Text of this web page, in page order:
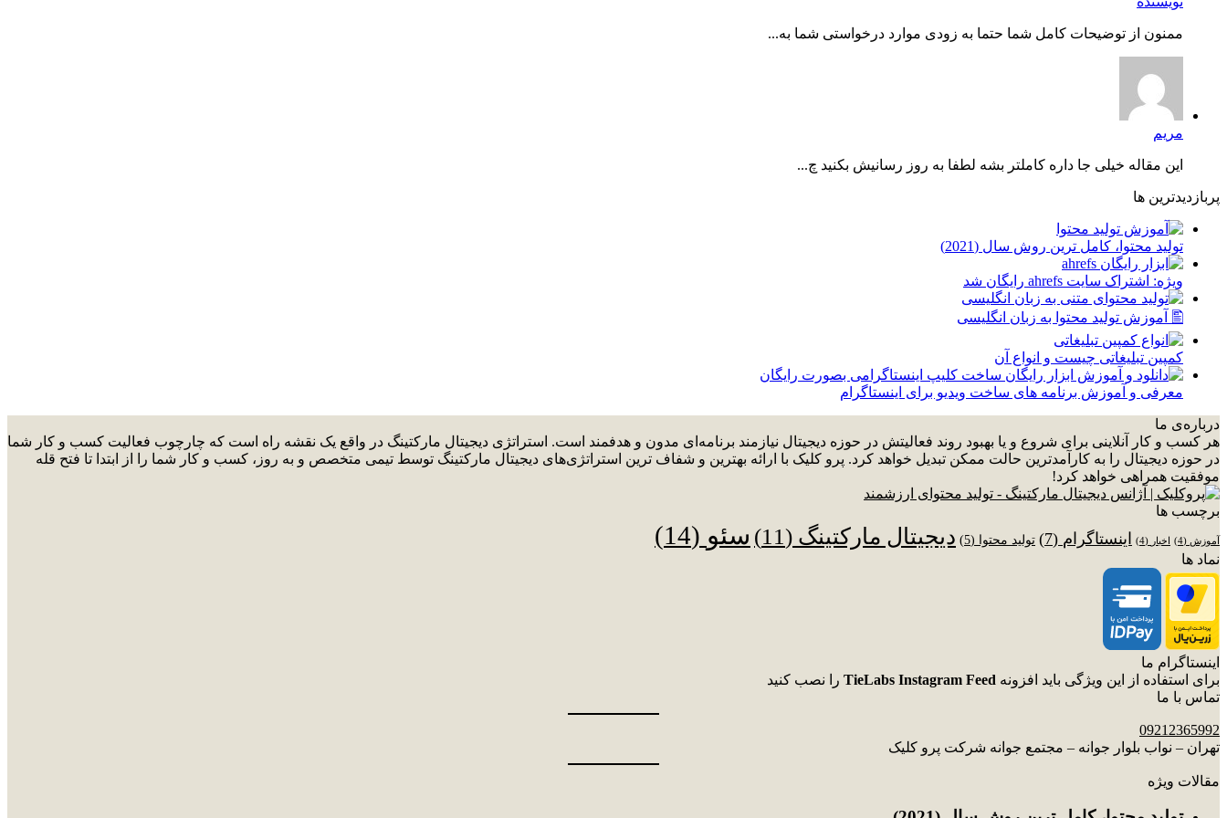
ممنون از توضیحات کامل شما حتما به زودی موارد درخواستی شما به...
مریم
این مقاله خیلی جا داره کاملتر بشه لطفا به روز رسانیش بکنید چ...
پربازدیدترین ها
توليد محتوا، کامل ترین روش سال (2021)
ویژه: اشتراک سایت ahrefs رایگان شد
🖺 آموزش تولید محتوا به زبان انگلیسی
کمپین تبلیغاتی چیست و انواع آن
معرفی و آموزش برنامه های ساخت ویدیو برای اینستاگرام
درباره‌ی ما
هر کسب و کار آنلاینی برای شروع و یا بهبود روند فعالیتش در حوزه دیجیتال نیازمند برنامه‌ای مدون و هدفمند است. استراتژی دیجیتال مارکتینگ در واقع یک نقشه راه است که چارچوب فعالیت کسب و کار شما
در حوزه دیجیتال را به کارآمدترین حالت ممکن تبدیل خواهد کرد. پرو کلیک با ارائه بهترین و شفاف ترین استراتژی‌های دیجیتال مارکتینگ توسط تیمی متخصص و به روز، کسب و کار شما را از ابتدا تا فتح قله
موفقیت همراهی خواهد کرد!
برچسب ها
آموزش (4) اخبار (4) اینستاگرام (7) تولید محتوا (5) دیجیتال مارکتینگ (11) سئو (14)
نماد ها
اینستاگرام ما
برای استفاده از این ویژگی باید افزونه TieLabs Instagram Feed را نصب کنید
تماس با ما
09212365992
تهران – نواب بلوار جوانه – مجتمع جوانه شرکت پرو کلیک
مقالات ویژه